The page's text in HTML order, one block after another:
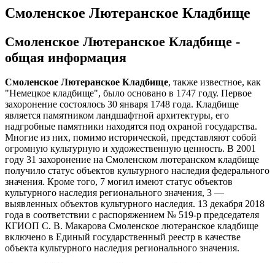
Смоленское Лютеранское Кладбище
Смоленское Лютеранское Кладбище -
общая информация
Смоленское Лютеранское Кладбище, также известное, как
"Немецкое кладбище", было основано в 1747 году. Первое
захоронение состоялось 30 января 1748 года. Кладбище
является памятником ландшафтной архитектуры, его
надгробные памятники находятся под охраной государства.
Многие из них, помимо исторической, представляют собой
огромную культурную и художественную ценность. В 2001
году 31 захоронение на Смоленском лютеранском кладбище
получило статус объектов культурного наследия федерального
значения. Кроме того, 7 могил имеют статус объектов
культурного наследия регионального значения, 3 —
выявленных объектов культурного наследия. 13 декабря 2018
года в соответствии с распоряжением № 519-р председателя
КГИОП С. В. Макарова Смоленское лютеранское кладбище
включено в Единый государственный реестр в качестве
объекта культурного наследия регионального значения.